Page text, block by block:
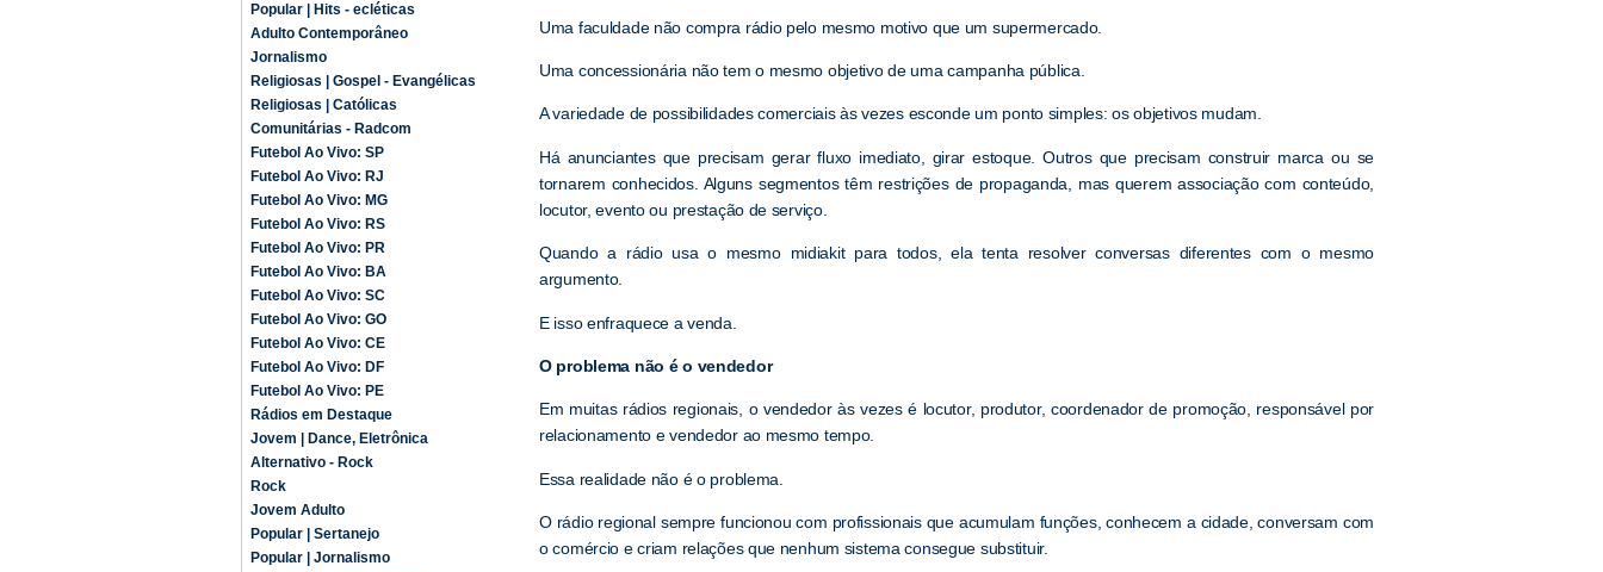
Popular | Hits - ecléticas
Adulto Contemporâneo
Jornalismo
Religiosas | Gospel - Evangélicas
Religiosas | Católicas
Comunitárias - Radcom
Futebol Ao Vivo: SP
Futebol Ao Vivo: RJ
Futebol Ao Vivo: MG
Futebol Ao Vivo: RS
Futebol Ao Vivo: PR
Futebol Ao Vivo: BA
Futebol Ao Vivo: SC
Futebol Ao Vivo: GO
Futebol Ao Vivo: CE
Futebol Ao Vivo: DF
Futebol Ao Vivo: PE
Rádios em Destaque
Jovem | Dance, Eletrônica
Alternativo - Rock
Rock
Jovem Adulto
Popular | Sertanejo
Popular | Jornalismo
Uma faculdade não compra rádio pelo mesmo motivo que um supermercado.
Uma concessionária não tem o mesmo objetivo de uma campanha pública.
A variedade de possibilidades comerciais às vezes esconde um ponto simples: os objetivos mudam.
Há anunciantes que precisam gerar fluxo imediato, girar estoque. Outros que precisam construir marca ou se
tornarem conhecidos. Alguns segmentos têm restrições de propaganda, mas querem associação com conteúdo,
locutor, evento ou prestação de serviço.
Quando a rádio usa o mesmo midiakit para todos, ela tenta resolver conversas diferentes com o mesmo
argumento.
E isso enfraquece a venda.
O problema não é o vendedor
Em muitas rádios regionais, o vendedor às vezes é locutor, produtor, coordenador de promoção, responsável por
relacionamento e vendedor ao mesmo tempo.
Essa realidade não é o problema.
O rádio regional sempre funcionou com profissionais que acumulam funções, conhecem a cidade, conversam com
o comércio e criam relações que nenhum sistema consegue substituir.